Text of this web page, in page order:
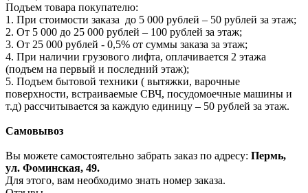
Подъем товара покупателю:
1. При стоимости заказа до 5 000 рублей – 50 рублей за этаж;
2. От 5 000 до 25 000 рублей – 100 рублей за этаж;
3. От 25 000 рублей - 0,5% от суммы заказа за этаж;
4. При наличии грузового лифта, оплачивается 2 этажа
(подъем на первый и последний этаж);
5. Подъем бытовой техники ( вытяжки, варочные
поверхности, встраиваемые СВЧ, посудомоечные машины и
т.д) рассчитывается за каждую единицу – 50 рублей за этаж.
Самовывоз
Вы можете самостоятельно забрать заказ по адресу: Пермь,
ул. Фоминская, 49.
Для этого, вам необходимо знать номер заказа.